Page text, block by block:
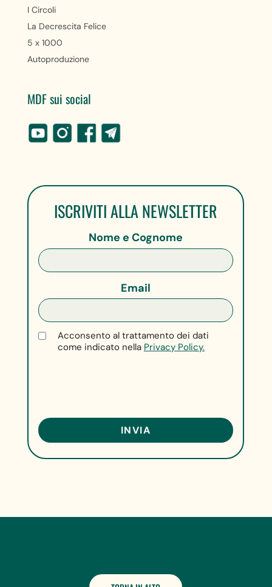
I Circoli
La Decrescita Felice
5 x 1000
Autoproduzione
MDF sui social
ISCRIVITI ALLA NEWSLETTER
Nome e Cognome
Email
Acconsento al trattamento dei dati
come indicato nella Privacy Policy.